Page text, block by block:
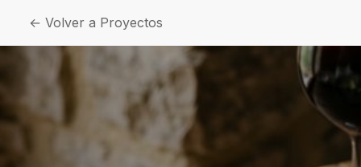
← Volver a Proyectos